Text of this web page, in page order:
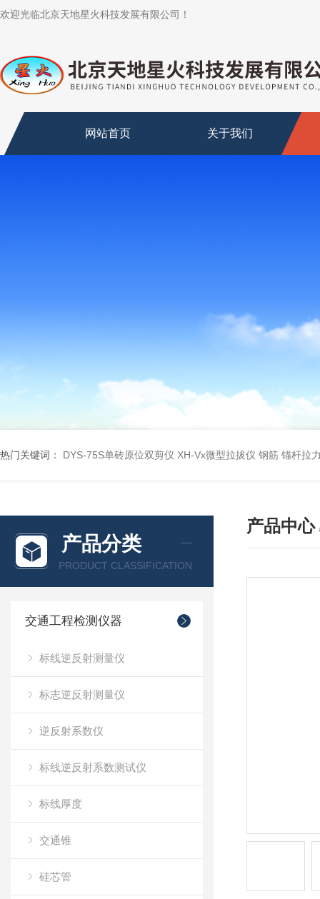
欢迎光临北京天地星火科技发展有限公司！
网站首页 关于我们
热门关键词： DYS-75S单砖原位双剪仪 XH-Vx微型拉拔仪 钢筋 锚杆拉
产品分类
PRODUCT CLASSIFICATION
交通工程检测仪器
标线逆反射测量仪
标志逆反射测量仪
逆反射系数仪
标线逆反射系数测试仪
标线厚度
交通锥
硅芯管
产品中心